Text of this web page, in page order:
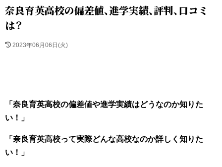
奈良育英高校の偏差値、進学実績、評判、口コミ
は？
2023年06月06日(火)
「奈良育英高校の偏差値や進学実績はどうなのか知りた
い！」
「奈良育英高校って実際どんな高校なのか詳しく知りた
い！」